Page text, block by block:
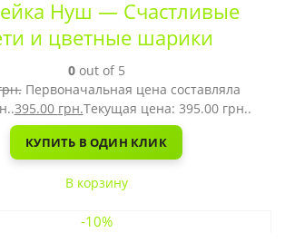
Нуш — Счастливые
и цветные шарики
0out of 5
Первоначальная цена составляла
395.00 грн.Текущая цена: 395.00 грн..
КУПИТЬ В ОДИН КЛИК
В корзину
-10%